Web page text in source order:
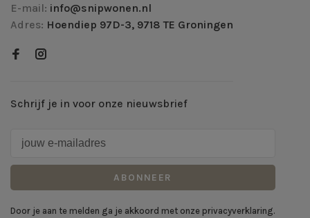
E-mail: info@snipwonen.nl
Adres: Hoendiep 97D-3, 9718 TE Groningen
Schrijf je in voor onze nieuwsbrief
ABONNEER
Door je aan te melden ga je akkoord met onze privacyverklaring.